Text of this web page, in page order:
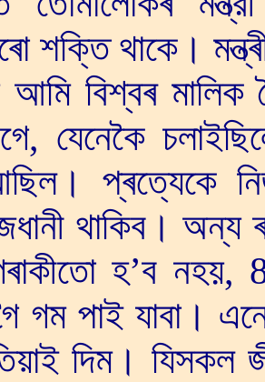
শক্তি থাকে।
আমি বিশ্বৰ
যেনেকৈ
প্ৰত্যেকে
থাকিব।
হ’ব নহয়,
গম পাই যাবা।
দিম। যিসকল